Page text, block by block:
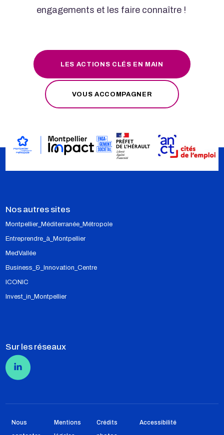
engagements et les faire connaître !
LES ACTIONS CLÉS EN MAIN
VOUS ACCOMPAGNER
Nos autres sites
Montpellier_Méditerranée_Métropole
Entreprendre_à_Montpellier
MedVallée
Business_&_Innovation_Centre
ICONIC
Invest_in_Montpellier
Sur les réseaux
Nous
Mentions
Crédits
Accessibilité